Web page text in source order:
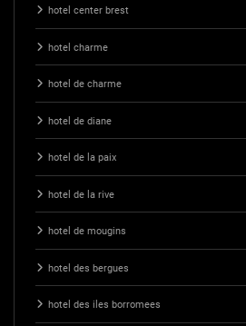
hotel center brest
hotel charme
hotel de charme
hotel de diane
hotel de la paix
hotel de la rive
hotel de mougins
hotel des bergues
hotel des iles borromees